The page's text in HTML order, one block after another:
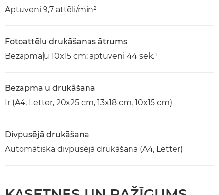
Aptuveni 9,7 attēli/min²
Fotoattēlu drukāšanas ātrums
Bezapmaļu 10x15 cm: aptuveni 44 sek.¹
Bezapmaļu drukāšana
Ir (A4, Letter, 20x25 cm, 13x18 cm, 10x15 cm)
Divpusējā drukāšana
Automātiska divpusējā drukāšana (A4, Letter)